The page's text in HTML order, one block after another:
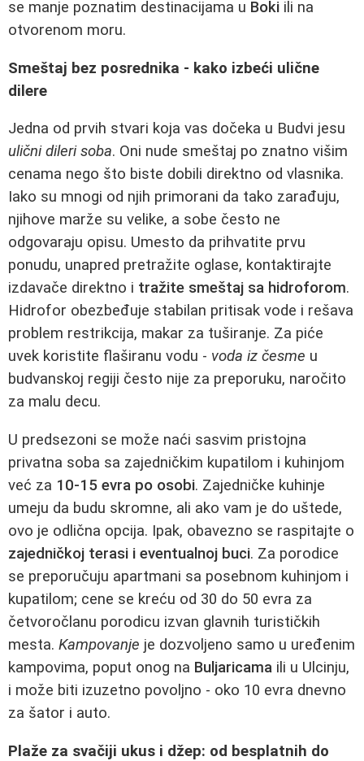
se manje poznatim destinacijama u Boki ili na
otvorenom moru.
Smeštaj bez posrednika - kako izbeći ulične
dilere
Jedna od prvih stvari koja vas dočeka u Budvi jesu
ulični dileri soba. Oni nude smeštaj po znatno višim
cenama nego što biste dobili direktno od vlasnika.
Iako su mnogi od njih primorani da tako zarađuju,
njihove marže su velike, a sobe često ne
odgovaraju opisu. Umesto da prihvatite prvu
ponudu, unapred pretražite oglase, kontaktirajte
izdavače direktno i tražite smeštaj sa hidroforom.
Hidrofor obezbeđuje stabilan pritisak vode i rešava
problem restrikcija, makar za tuširanje. Za piće
uvek koristite flaširanu vodu - voda iz česme u
budvanskoj regiji često nije za preporuku, naročito
za malu decu.
U predsezoni se može naći sasvim pristojna
privatna soba sa zajedničkim kupatilom i kuhinjom
već za 10-15 evra po osobi. Zajedničke kuhinje
umeju da budu skromne, ali ako vam je do uštede,
ovo je odlična opcija. Ipak, obavezno se raspitajte o
zajedničkoj terasi i eventualnoj buci. Za porodice
se preporučuju apartmani sa posebnom kuhinjom i
kupatilom; cene se kreću od 30 do 50 evra za
četvoročlanu porodicu izvan glavnih turističkih
mesta. Kampovanje je dozvoljeno samo u uređenim
kampovima, poput onog na Buljaricama ili u Ulcinju,
i može biti izuzetno povoljno - oko 10 evra dnevno
za šator i auto.
Plaže za svačiji ukus i džep: od besplatnih do